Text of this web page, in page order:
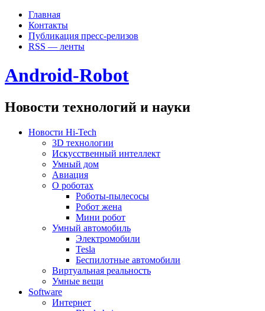
Главная
Контакты
Публикация пресс-релизов
RSS — ленты
Android-Robot
Новости технологий и науки
Новости Hi-Tech
3D технологии
Искусственный интеллект
Умный дом
Авиация
О роботах
Роботы-пылесосы
Робот жена
Мини робот
Умный автомобиль
Электромобили
Tesla
Беспилотные автомобили
Виртуальная реальность
Умные вещи
Software
Интернет